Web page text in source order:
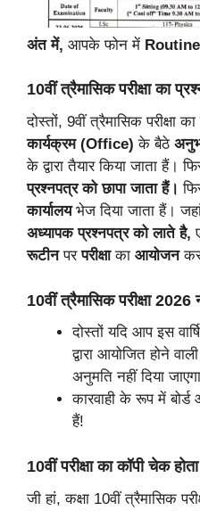
अंत में, आपके फोन में
10वीं त्रैमासिक परीक्षा का
दोस्तों, 9वीं त्रैमासिक परीक्षा का
कार्यक्रम (Office) के बैठे
के द्वारा तैयार किया जाता हैं।
प्रश्नपत्र को छापा जाता हैं।
कार्यालयभेज दिया जाता हैं।
अध्यापक प्रश्नपत्र को लाते है,
रूटीनपरपरीक्षाका आयोजन
10वीं त्रैमासिक परीक्षा 2026
दोस्तों यदि आप इस
द्वारा आयोजित होने
अनुमति नहीं दिया
कारवाही के रूप में
हैं!
10वीं परीक्षा का कॉपी चेक
जी हां, कक्षा 10वीं त्रैमासिक